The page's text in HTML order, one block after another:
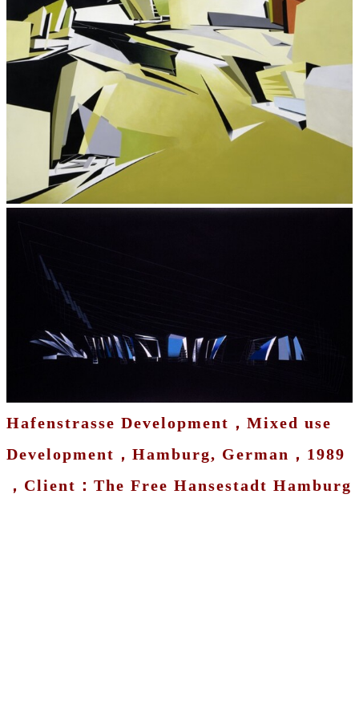
Hafenstrasse Development，Mixed use
Development，Hamburg, German，1989
，Client：The Free Hansestadt Hamburg